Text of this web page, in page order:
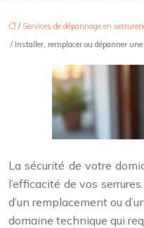
/ Services de dépannage en
/ Installer, remplacer ou dépanner
La sécurité de votre
l’efficacité de vos
d’un remplacement ou
domaine technique qui